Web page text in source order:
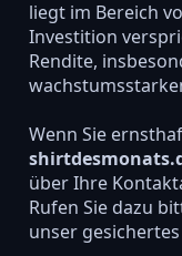
liegt im Bereich
Investition
Rendite,
Wenn Sie
über Ihre
Rufen Sie dazu
unser